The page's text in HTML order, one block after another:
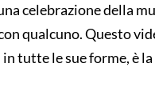
celebrazione della
qualcuno. Questo
tutte le sue forme, è